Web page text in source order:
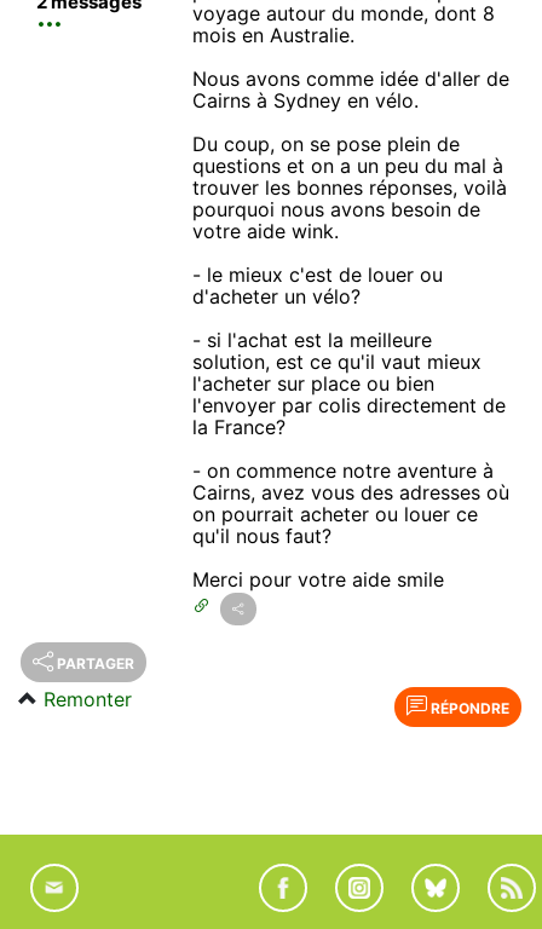
voyage autour du monde, dont 8
mois en Australie.
Nous avons comme idée d'aller de
Cairns à Sydney en vélo.
Du coup, on se pose plein de
questions et on a un peu du mal à
trouver les bonnes réponses, voilà
pourquoi nous avons besoin de
votre aide wink.
- le mieux c'est de louer ou
d'acheter un vélo?
- si l'achat est la meilleure
solution, est ce qu'il vaut mieux
l'acheter sur place ou bien
l'envoyer par colis directement de
la France?
- on commence notre aventure à
Cairns, avez vous des adresses où
on pourrait acheter ou louer ce
qu'il nous faut?
Merci pour votre aide smile
PARTAGER
RÉPONDRE
Remonter